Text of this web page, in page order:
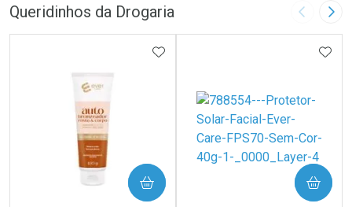
Queridinhos da Drogaria Imagem
ADICIONAR AOS FAVORITOS
COMPRAR COMPRAR